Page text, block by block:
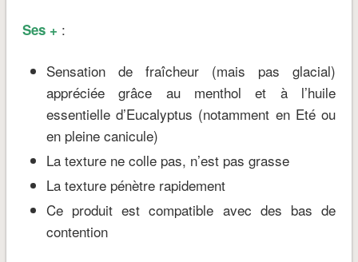
Ses + :
Sensation de fraîcheur (mais pas glacial)
appréciée grâce au menthol et à l’huile
essentielle d’Eucalyptus (notamment en Eté ou
en pleine canicule)
La texture ne colle pas, n’est pas grasse
La texture pénètre rapidement
Ce produit est compatible avec des bas de
contention